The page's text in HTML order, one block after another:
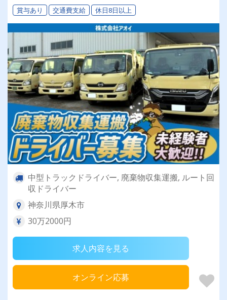
賞与あり 交通費支給 休日8日以上
中型トラックドライバー, 廃棄物収集運搬, ルート回
収ドライバー
神奈川県厚木市
30万2000円
求人内容を見る
オンライン応募